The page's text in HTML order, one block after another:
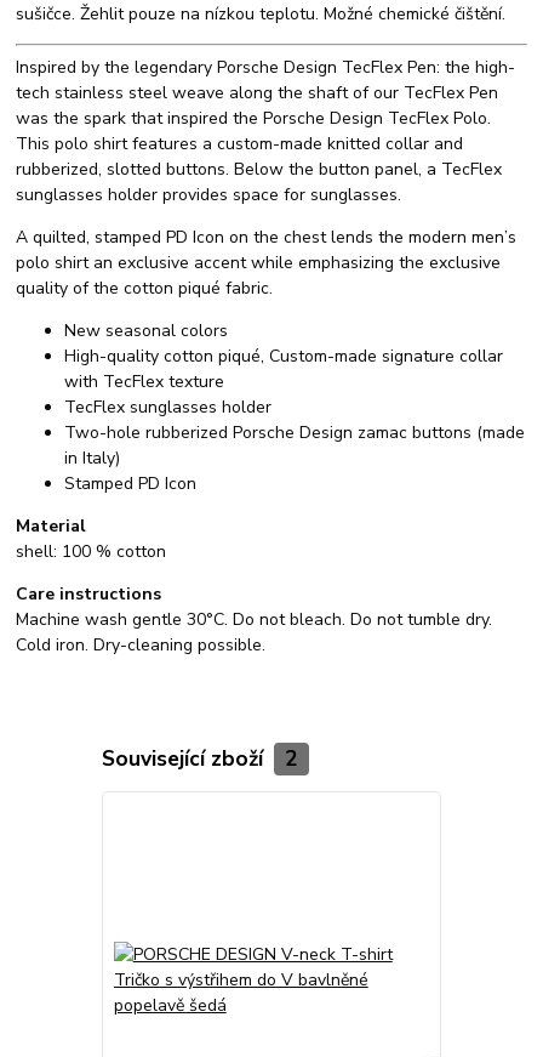
sušičce. Žehlit pouze na nízkou teplotu. Možné chemické čištění.
Inspired by the legendary Porsche Design TecFlex Pen: the high-
tech stainless steel weave along the shaft of our TecFlex Pen
was the spark that inspired the Porsche Design TecFlex Polo.
This polo shirt features a custom-made knitted collar and
rubberized, slotted buttons. Below the button panel, a TecFlex
sunglasses holder provides space for sunglasses.
A quilted, stamped PD Icon on the chest lends the modern men’s
polo shirt an exclusive accent while emphasizing the exclusive
quality of the cotton piqué fabric.
New seasonal colors
High-quality cotton piqué, Custom-made signature collar
with TecFlex texture
TecFlex sunglasses holder
Two-hole rubberized Porsche Design zamac buttons (made
in Italy)
Stamped PD Icon
Material
shell: 100 % cotton
Care instructions
Machine wash gentle 30°C. Do not bleach. Do not tumble dry.
Cold iron. Dry-cleaning possible.
Související zboží 2